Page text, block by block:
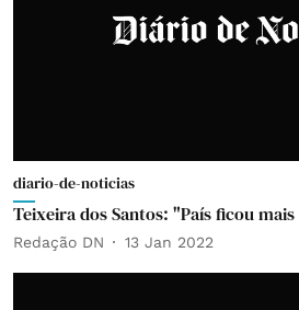
diario-de-noticias
Teixeira dos Santos: "País ficou
Redação DN 13 Jan 2022